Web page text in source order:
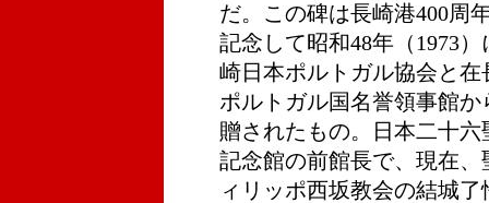
だ。この碑は長崎港400周
記念して昭和48年（1973）
崎日本ポルトガル協会と在
ポルトガル国名誉領事館か
贈されたもの。日本二十六
記念館の前館長で、現在、
ィリッポ西坂教会の結城了